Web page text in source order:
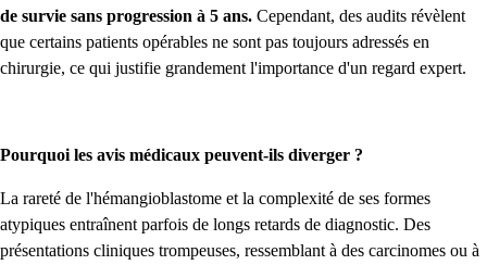
de survie sans progression à 5 ans. Cependant, des audits révèlent
que certains patients opérables ne sont pas toujours adressés en
chirurgie, ce qui justifie grandement l'importance d'un regard expert.
Pourquoi les avis médicaux peuvent-ils diverger ?
La rareté de l'hémangioblastome et la complexité de ses formes
atypiques entraînent parfois de longs retards de diagnostic. Des
présentations cliniques trompeuses, ressemblant à des carcinomes ou à